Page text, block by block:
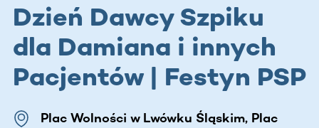
Dzień Dawcy Szpiku
dla Damiana i innych
Pacjentów | Festyn PSP
Plac Wolności w Lwówku Śląskim, Plac